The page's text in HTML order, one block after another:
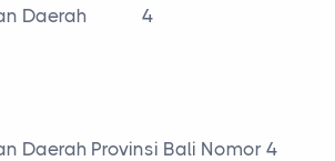
Daerah
4
Daerah Provinsi Bali Nomor 4